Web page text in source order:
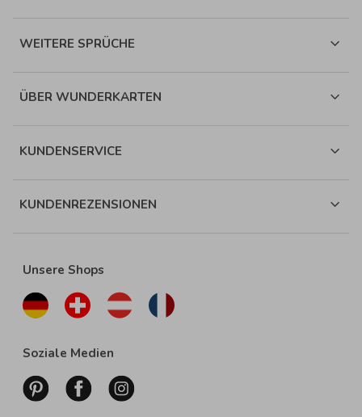
WEITERE SPRÜCHE
ÜBER WUNDERKARTEN
KUNDENSERVICE
KUNDENREZENSIONEN
Unsere Shops
Soziale Medien